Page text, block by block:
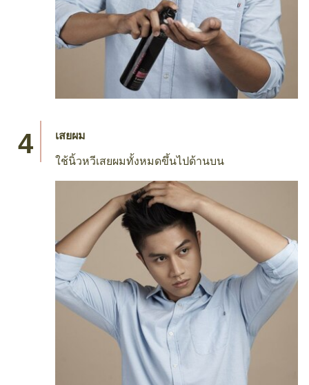
เสยผม
ใช้นิ้วหวีเสยผมทั้งหมดขึ้นไปด้านบน